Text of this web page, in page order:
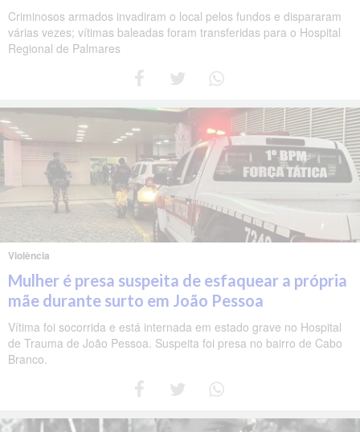
Criminosos armados invadiram o local pelos fundos e dispararam
várias vezes; vítimas baleadas foram transferidas para o Hospital
Regional de Palmares
Violência
Mulher é presa suspeita de esfaquear a própria
mãe durante surto em João Pessoa
Vítima foi socorrida e está internada em estado grave no Hospital
de Trauma de João Pessoa. Suspeita foi presa no bairro de Cabo
Branco.